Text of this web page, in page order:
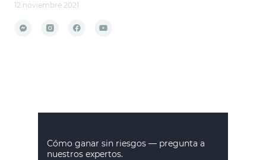
12 noviembre 2021
Cómo ganar sin riesgos — pregunta a
nuestros expertos.